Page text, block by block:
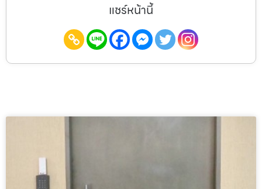
แชร์หน้านี้